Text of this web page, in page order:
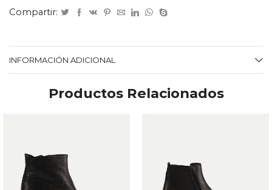
Compartir:
INFORMACIÓN ADICIONAL
Productos Relacionados